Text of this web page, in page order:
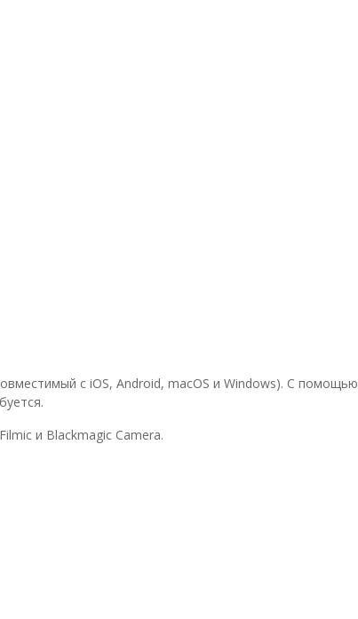
с iOS, Android, macOS и Windows). С помощью
и Blackmagic Camera.